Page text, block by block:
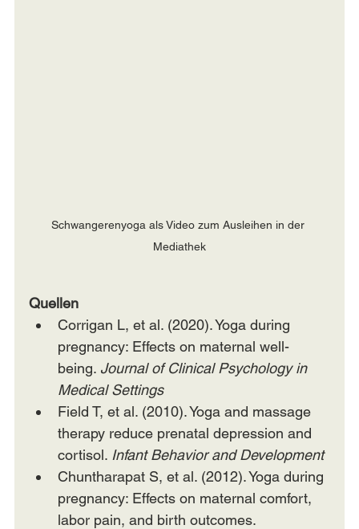
Schwangerenyoga als Video zum Ausleihen in der
Mediathek
Quellen
Corrigan L, et al. (2020). Yoga during
pregnancy: Effects on maternal well-
being. Journal of Clinical Psychology in
Medical Settings
Field T, et al. (2010). Yoga and massage
therapy reduce prenatal depression and
cortisol. Infant Behavior and Development
Chuntharapat S, et al. (2012). Yoga during
pregnancy: Effects on maternal comfort,
labor pain, and birth outcomes.